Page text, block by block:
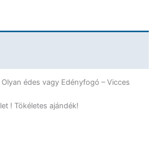
édes vagy Edényfogó – Vicces
! Tökéletes ajándék!